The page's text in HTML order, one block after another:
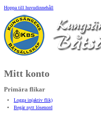
Hoppa till huvudinnehåll
Mitt konto
Primära flikar
Logga in(aktiv flik)
Begär nytt lösenord